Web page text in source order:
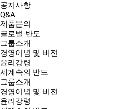
공지사항
Q&A
제품문의
글로벌 반도
그룹소개
경영이념 및 비전
윤리강령
세계속의 반도
그룹소개
경영이념 및 비전
윤리강령